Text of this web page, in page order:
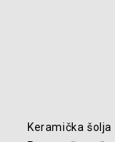
Keramička šolja